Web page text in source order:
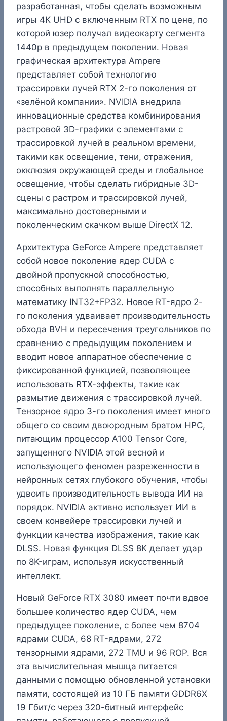
разработанная, чтобы сделать возможным
игры 4K UHD с включенным RTX по цене, по
которой юзер получал видеокарту сегмента
1440p в предыдущем поколении. Новая
графическая архитектура Ampere
представляет собой технологию
трассировки лучей RTX 2-го поколения от
«зелёной компании». NVIDIA внедрила
инновационные средства комбинирования
растровой 3D-графики с элементами с
трассировкой лучей в реальном времени,
такими как освещение, тени, отражения,
окклюзия окружающей среды и глобальное
освещение, чтобы сделать гибридные 3D-
сцены с растром и трассировкой лучей,
максимально достоверными и
поколенческим скачком выше DirectX 12.
Архитектура GeForce Ampere представляет
собой новое поколение ядер CUDA с
двойной пропускной способностью,
способных выполнять параллельную
математику INT32+FP32. Новое RT-ядро 2-
го поколения удваивает производительность
обхода BVH и пересечения треугольников по
сравнению с предыдущим поколением и
вводит новое аппаратное обеспечение с
фиксированной функцией, позволяющее
использовать RTX-эффекты, такие как
размытие движения с трассировкой лучей.
Тензорное ядро 3-го поколения имеет много
общего со своим двоюродным братом HPC,
питающим процессор A100 Tensor Core,
запущенного NVIDIA этой весной и
использующего феномен разреженности в
нейронных сетях глубокого обучения, чтобы
удвоить производительность вывода ИИ на
порядок. NVIDIA активно использует ИИ в
своем конвейере трассировки лучей и
функции качества изображения, такие как
DLSS. Новая функция DLSS 8K делает удар
по 8K-играм, используя искусственный
интеллект.
Новый GeForce RTX 3080 имеет почти вдвое
большее количество ядер CUDA, чем
предыдущее поколение, с более чем 8704
ядрами CUDA, 68 RT-ядрами, 272
тензорными ядрами, 272 TMU и 96 ROP. Вся
эта вычислительная мышца питается
данными с помощью обновленной установки
памяти, состоящей из 10 ГБ памяти GDDR6X
19 Гбит/с через 320-битный интерфейс